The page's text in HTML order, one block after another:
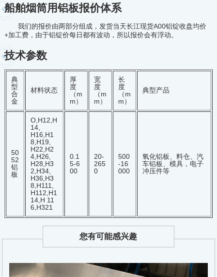
船舶烟筒用铝板报价体系
我们的报价由两部分组成，发货当天长江现货A00铝锭收盘均价
+加工费，由于铝锭价每日都有波动，所以报价会有浮动。
技术参数
典
型
合
金
材料状态
厚
度
（m
m）
宽
度
（m
m）
长
度
（m
m）
典型产品
50
52
铝
板
O,H12,H
14,
H16,H1
8,H19,
H22,H2
4,H26,
H28,H3
2,H34,
H36,H3
8,H111,
H112,H1
14,H 11
6,H321
0.1
5-6
00
20-
265
0
500
-16
000
氧化铝板、料仓、汽
车铝板、模具，电子
冲压件等
您有可能感兴趣